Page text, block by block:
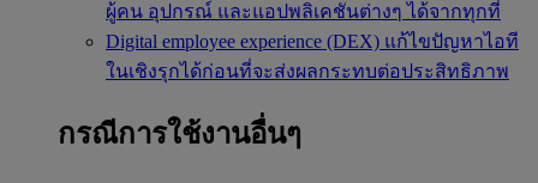
ผู้คน อุปกรณ์ และแอปพลิเคชันต่างๆ ได้จากทุกที่
Digital employee experience (DEX) แก้ไขปัญหาไอที
ในเชิงรุกได้ก่อนที่จะส่งผลกระทบต่อประสิทธิภาพ
กรณีการใช้งานอื่นๆ